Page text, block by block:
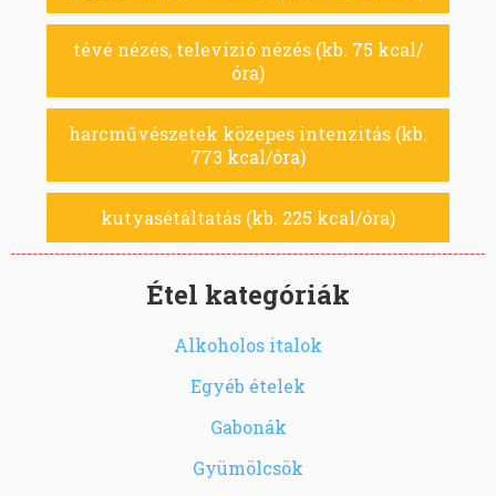
tévé nézés, televízió nézés (kb. 75 kcal/
óra)
harcművészetek közepes intenzitás (kb.
773 kcal/óra)
kutyasétáltatás (kb. 225 kcal/óra)
Étel kategóriák
Alkoholos italok
Egyéb ételek
Gabonák
Gyümölcsök